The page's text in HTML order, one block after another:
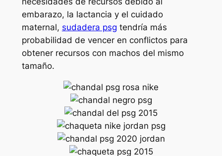
embarazo, la lactancia y el cuidado
maternal, sudadera psg tendría más
probabilidad de vencer en conflictos para
obtener recursos con machos del mismo
tamaño.